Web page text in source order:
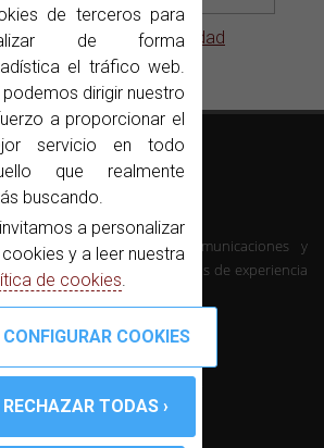
de terceros para
de forma
el tráfico web.
podemos dirigir nuestro
a proporcionar el
servicio en todo
que realmente
buscando.
a personalizar
cookies y a leer nuestra
de cookies.
la Política de privacidad
SLU ©
instrumentación de telecomunicaciones y
con mas de 50 años de experiencia
26 65 32
847 700